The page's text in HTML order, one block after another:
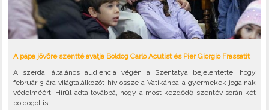
A pápa jövőre szentté avatja Boldog Carlo Acutist és Pier Giorgio Frassatit
A szerdai általános audiencia végén a Szentatya bejelentette, hogy
február 3-ára világtalálkozót hív össze a Vatikánba a gyermekek jogainak
védelméért. Hírül adta továbbá, hogy a most kezdődő szentév során két
boldogot is..